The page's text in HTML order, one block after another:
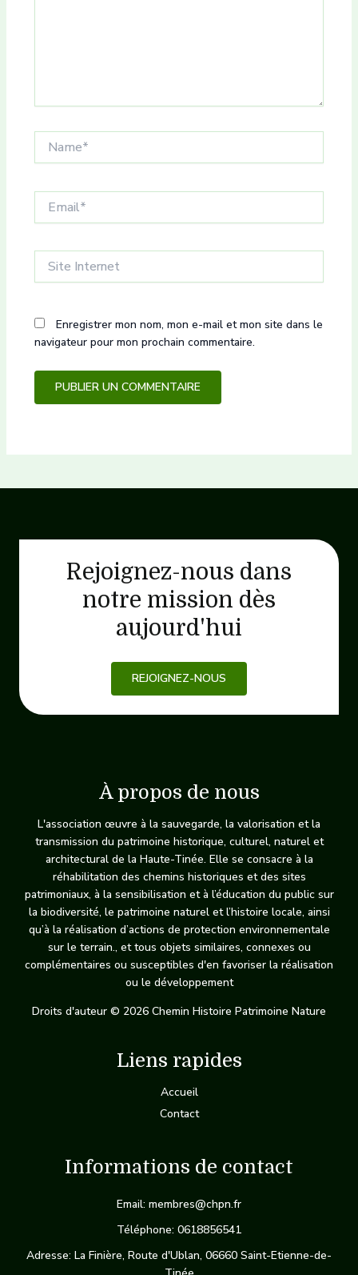
Internet
Enregistrer mon nom, mon e-mail et mon site dans le
navigateur pour mon prochain commentaire.
Rejoignez-nous dans
notre mission dès
aujourd'hui
REJOIGNEZ-NOUS
À propos de nous
L'association œuvre à la sauvegarde, la valorisation et la
transmission du patrimoine historique, culturel, naturel et
architectural de la Haute-Tinée. Elle se consacre à la
réhabilitation des chemins historiques et des sites
patrimoniaux, à la sensibilisation et à l’éducation du public sur
la biodiversité, le patrimoine naturel et l’histoire locale, ainsi
qu’à la réalisation d’actions de protection environnementale
sur le terrain., et tous objets similaires, connexes ou
complémentaires ou susceptibles d'en favoriser la réalisation
ou le développement
Droits d'auteur © 2026 Chemin Histoire Patrimoine Nature
Liens rapides
Accueil
Contact
Informations de contact
Email: membres@chpn.fr
Téléphone: 0618856541
Adresse: La Finière, Route d'Ublan, 06660 Saint-Etienne-de-